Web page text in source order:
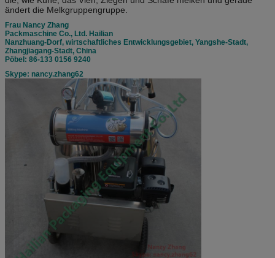
Benzin
Motordrehzahl
1800 r/min
Eimer-Quantität
ändert die Melkgruppengruppe.
Frau Nancy Zhang
Packmaschine Co., Ltd. Hailian
Nanzhuang-Dorf, wirtschaftliches Entwicklungsgebiet, Yangshe-Stadt,
Zhangjiagang-Stadt, China
Pöbel: 86-133 0156 9240
Skype: nancy.zhang62